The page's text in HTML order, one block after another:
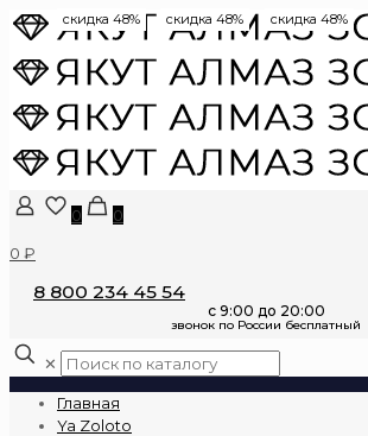
0
0
0 ₽
8 800 234 45 54
✕
Главная
Ya Zoloto
скидка 48% скидка 48% скидка 48%